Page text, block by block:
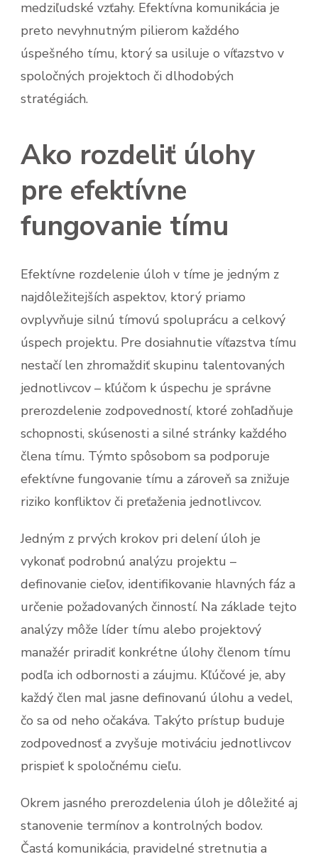
medziľudské vzťahy. Efektívna komunikácia je
preto nevyhnutným pilierom každého
úspešného tímu, ktorý sa usiluje o víťazstvo v
spoločných projektoch či dlhodobých
stratégiách.
Ako rozdeliť úlohy
pre efektívne
fungovanie tímu
Efektívne rozdelenie úloh v tíme je jedným z
najdôležitejších aspektov, ktorý priamo
ovplyvňuje silnú tímovú spoluprácu a celkový
úspech projektu. Pre dosiahnutie víťazstva tímu
nestačí len zhromaždiť skupinu talentovaných
jednotlivcov – kľúčom k úspechu je správne
prerozdelenie zodpovedností, ktoré zohľadňuje
schopnosti, skúsenosti a silné stránky každého
člena tímu. Týmto spôsobom sa podporuje
efektívne fungovanie tímu a zároveň sa znižuje
riziko konfliktov či preťaženia jednotlivcov.
Jedným z prvých krokov pri delení úloh je
vykonať podrobnú analýzu projektu –
definovanie cieľov, identifikovanie hlavných fáz a
určenie požadovaných činností. Na základe tejto
analýzy môže líder tímu alebo projektový
manažér priradiť konkrétne úlohy členom tímu
podľa ich odbornosti a záujmu. Kľúčové je, aby
každý člen mal jasne definovanú úlohu a vedel,
čo sa od neho očakáva. Takýto prístup buduje
zodpovednosť a zvyšuje motiváciu jednotlivcov
prispieť k spoločnému cieľu.
Okrem jasného prerozdelenia úloh je dôležité aj
stanovenie termínov a kontrolných bodov.
Častá komunikácia, pravidelné stretnutia a